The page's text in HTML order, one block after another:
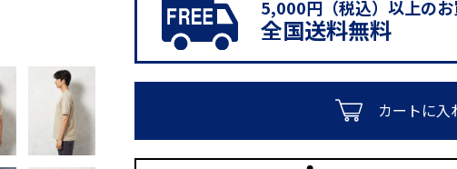
5,000円（税込）以上の
全国送料無料
カートに入